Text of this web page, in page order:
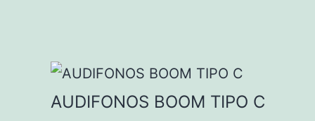
AUDIFONOS BOOM TIPO C